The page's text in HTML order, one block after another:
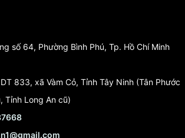
thường: khu vực gần trạm biến áp, khu
động cơ có motor
tủ mát
máy bơm nước
số 64, Phường Bình Phú, Tp. Hồ Chí Minh
DT 833, xã Vàm Cỏ, Tỉnh Tây Ninh (Tân Phước
Tỉnh Long An cũ)